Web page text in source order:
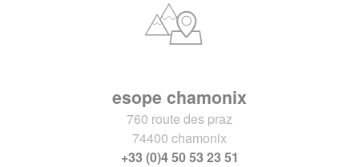
esope chamonix
760 route des praz
74400 chamonix
+33 (0)4 50 53 23 51